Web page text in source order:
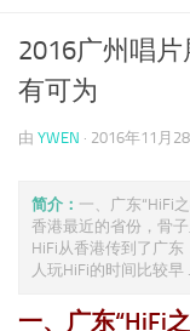
2016广州唱
有可为
由 YWEN · 2016年11月
简介： 一、广东“HiFi
香港最近的省份，骨
HiFi从香港传到了广
人玩HiFi的时间比较早 ...
一、广东“HiFi